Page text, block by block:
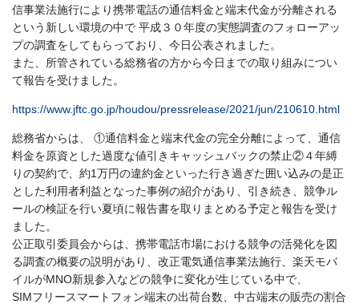
信事業法施行により携帯電話の通信料金と端末代金が分離される
という新しい環境の中で 平成３０年度の実態調査のフォローアッ
プの調査をしてもらっており、今日公表されました。
また、所管されている総務省の方から今日までの取り組みについ
て報告を受けました。
https://www.jftc.go.jp/houdou/pressrelease/2021/jun/210610.html
総務省からは、 ①通信料金と端末代金の完全分離によって、通信
料金を原資とした過度な値引きキャッシュバックの禁止②４年縛
りの契約で、約1万円の違約金といった行き過ぎた囲い込みの是正
とした利用者利益となった事例の紹介があり、引き続き、競争ル
ールの検証を行い夏頃に報告書を取りまとめる予定と報告を受け
ました。
公正取引委員会からは、携帯電話市場における競争の活発化を図
る調査の概要の説明があり、改正電気通信事業法施行、楽天モバ
イルがMNO新規参入などの競争に変化が生じている中で、
SIMフリースマートフォン端末の出荷台数、中古端末の販売の割合